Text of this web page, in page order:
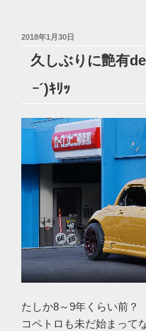
投
2018年1月30日
久しぶりに艶有
ｰ´)ｷﾘｯ
たしか8～9年くらい前？
コペトロも未だ始まって